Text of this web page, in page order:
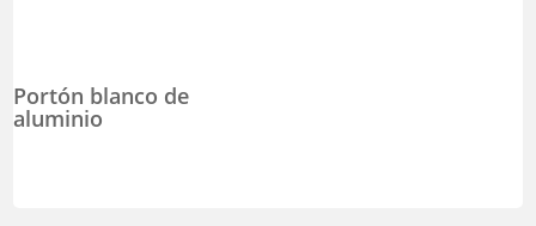
Portón blanco de
aluminio